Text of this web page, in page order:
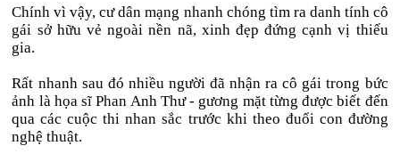
Chính vì vậy, cư dân mạng nhanh chóng tìm ra danh tính cô
gái sở hữu vẻ ngoài nền nã, xinh đẹp đứng cạnh vị thiếu
gia.
Rất nhanh sau đó nhiều người đã nhận ra cô gái trong bức
ảnh là họa sĩ Phan Anh Thư - gương mặt từng được biết đến
qua các cuộc thi nhan sắc trước khi theo đuổi con đường
nghệ thuật.